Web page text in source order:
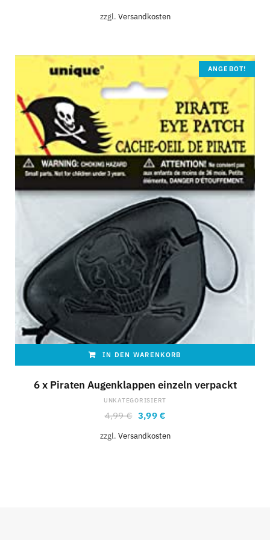
zzgl. Versandkosten
ANGEBOT!
IN DEN WARENKORB
6 x Piraten Augenklappen einzeln verpackt
UNKATEGORISIERT
4,99€ 3,99€
zzgl. Versandkosten